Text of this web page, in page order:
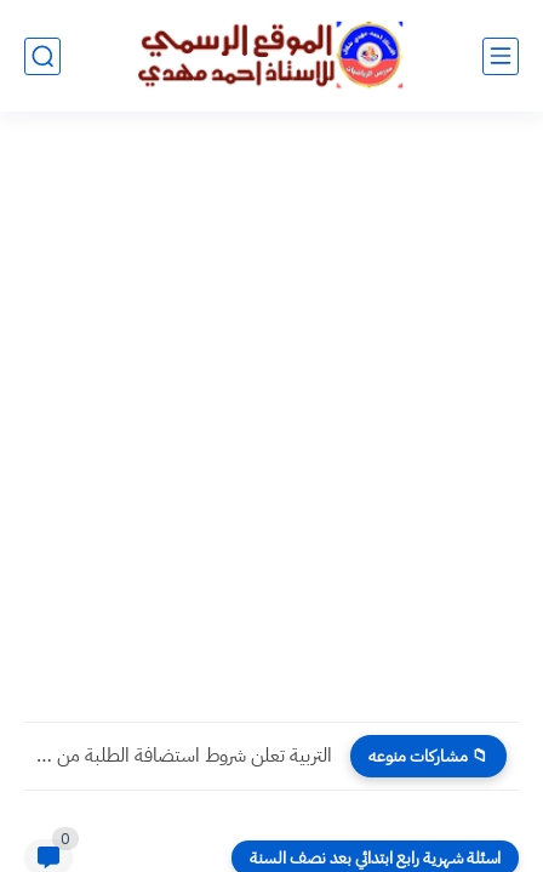
📁 مشاركات منوعه التربية تعلن شروط استضافة الطلبة من المدارس المسائية الى المدارس...
اسئلة شهرية رابع ابتدائي بعد نصف السنة
0